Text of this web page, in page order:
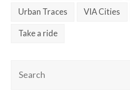
Urban Traces VIA Cities
Take a ride